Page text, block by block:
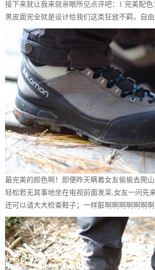
接下来就让我来就亲眼所见点评吧：1.完美配
黑皮面完全就是设计给我们这类狂放不羁，自由
最完美的颜色啊！即便昨天瞒着女友偷偷去爬
轻松若无其事地坐在电视前面发呆,女友一问先
还可以请大大检查鞋子；一样脏啊啊啊啊啊啊啊